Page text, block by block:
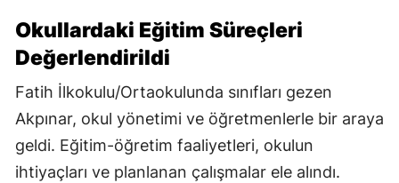
Okullardaki Eğitim Süreçleri
Değerlendirildi
Fatih İlkokulu/Ortaokulunda sınıfları gezen
Akpınar, okul yönetimi ve öğretmenlerle bir araya
geldi. Eğitim-öğretim faaliyetleri, okulun
ihtiyaçları ve planlanan çalışmalar ele alındı.